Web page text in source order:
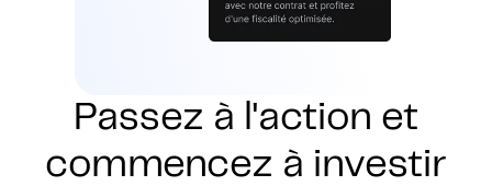
Passez à l'action et
commencez à investir